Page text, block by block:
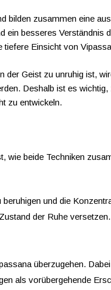
bilden zusammen eine
besseres Verständnis
tiefere Einsicht von
Geist zu unruhig ist,
Deshalb ist es
zu entwickeln.
wie beide Techniken
und die
der Ruhe
überzugehen.
als vorübergehende